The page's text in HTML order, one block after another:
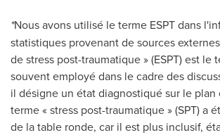
*Nous avons utilisé le terme ESPT dans
statistiques provenant de sources
de stress post-traumatique » (ESPT) est le
souvent employé dans le cadre des
il désigne un état diagnostiqué sur le plan
terme « stress post-traumatique » (SPT) a
de la table ronde, car il est plus inclusif,